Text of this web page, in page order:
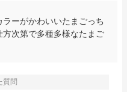
ーがかわいいたまごっち
次第で多種多様なたまご
質問